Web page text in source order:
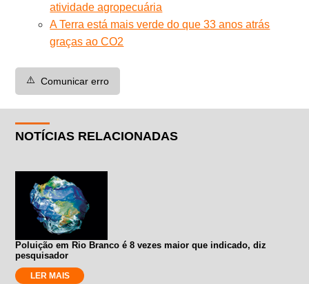
atividade agropecuária
A Terra está mais verde do que 33 anos atrás
graças ao CO2
⚠️ Comunicar erro
NOTÍCIAS RELACIONADAS
Poluição em Rio Branco é 8 vezes maior que indicado, diz
pesquisador
LER MAIS